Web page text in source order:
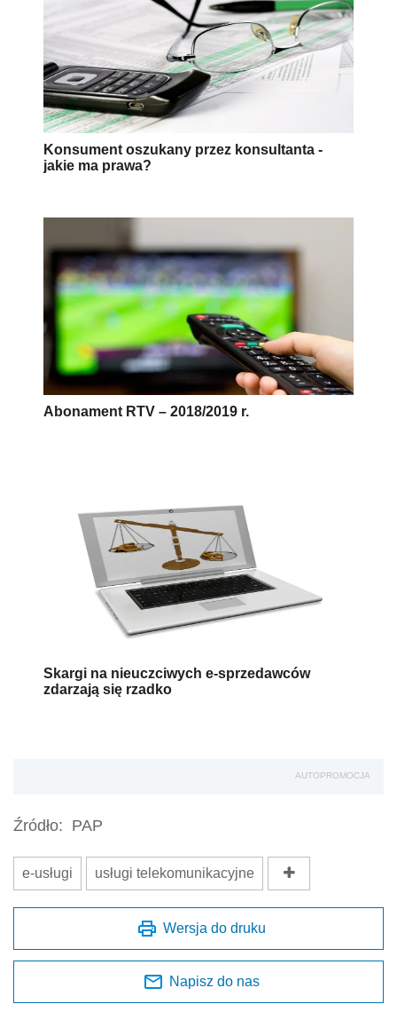
Konsument oszukany przez konsultanta -
jakie ma prawa?
Abonament RTV – 2018/2019 r.
Skargi na nieuczciwych e-sprzedawców
zdarzają się rzadko
AUTOPROMOCJA
Źródło: PAP
e-usługi usługi telekomunikacyjne
Wersja do druku
Napisz do nas